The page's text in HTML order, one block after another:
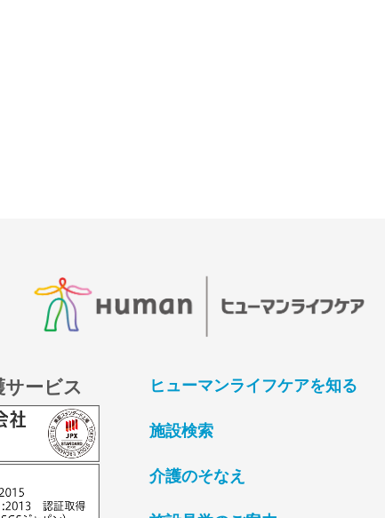
ービス ヒューマンライフケアを知る
施設検索
介護のそなえ